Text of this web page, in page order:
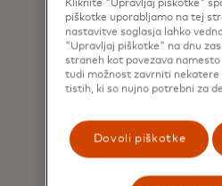
Kliknite "Upravljaj piškotke"
piškotke uporabljamo na tej
nastavitve soglasja lahko
"Upravljaj piškotke" na dnu
straneh kot povezava namesto
tudi možnost zavrniti nekatere
tistih, ki so nujno potrebni za
Dovoli piškotke